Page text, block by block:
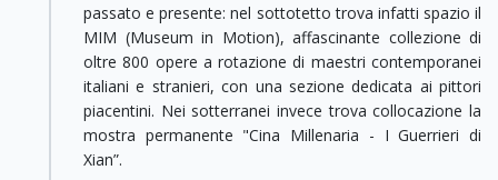
passato e presente: nel sottotetto trova infatti spazio il
MIM (Museum in Motion), affascinante collezione di
oltre 800 opere a rotazione di maestri contemporanei
italiani e stranieri, con una sezione dedicata ai pittori
piacentini. Nei sotterranei invece trova collocazione la
mostra permanente "Cina Millenaria - I Guerrieri di
Xian”.